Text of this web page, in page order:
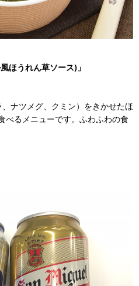
ほうれん草ソース)」
ナツメグ、クミン）をきかせたほ
べるメニューです。ふわふわの食